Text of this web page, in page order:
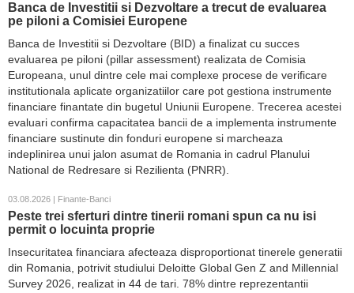
Banca de Investitii si Dezvoltare a trecut de evaluarea
pe piloni a Comisiei Europene
Banca de Investitii si Dezvoltare (BID) a finalizat cu succes
evaluarea pe piloni (pillar assessment) realizata de Comisia
Europeana, unul dintre cele mai complexe procese de verificare
institutionala aplicate organizatiilor care pot gestiona instrumente
financiare finantate din bugetul Uniunii Europene. Trecerea acestei
evaluari confirma capacitatea bancii de a implementa instrumente
financiare sustinute din fonduri europene si marcheaza
indeplinirea unui jalon asumat de Romania in cadrul Planului
National de Redresare si Rezilienta (PNRR).
03.08.2026 | Finante-Banci
Peste trei sferturi dintre tinerii romani spun ca nu isi
permit o locuinta proprie
Insecuritatea financiara afecteaza disproportionat tinerele generatii
din Romania, potrivit studiului Deloitte Global Gen Z and Millennial
Survey 2026, realizat in 44 de tari. 78% dintre reprezentantii